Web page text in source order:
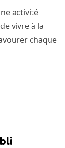
activité
vivre à la
chaque